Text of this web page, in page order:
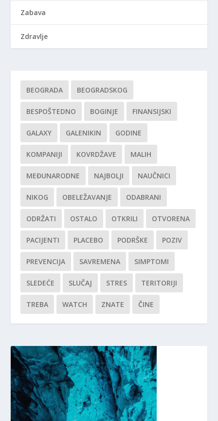
Zabava
Zdravlje
BEOGRADA BEOGRADSKOG
BESPOŠTEDNO BOGINJE FINANSIJSKI
GALAXY GALENIKIN GODINE
KOMPANIJI KOVRDŽAVE MALIH
MEĐUNARODNE NAJBOLJI NAUČNICI
NIKOG OBELEŽAVANJE ODABRANI
ODRŽATI OSTALO OTKRILI OTVORENA
PACIJENTI PLACEBO PODRŠKE POZIV
PREVENCIJA SAVREMENA SIMPTOMI
SLEDEĆE SLUČAJ STRES TERITORIJI
TREBA WATCH ZNATE ČINE